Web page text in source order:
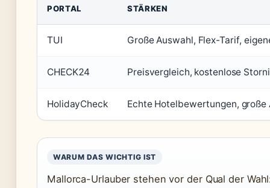
PORTAL STÄRKEN
TUI Große Auswahl, Flex-Tarif,
CHECK24 Preisvergleich, kostenlose
HolidayCheck Echte Hotelbewertungen, große
WARUM DAS WICHTIG IST
Mallorca-Urlauber stehen vor der Qual der